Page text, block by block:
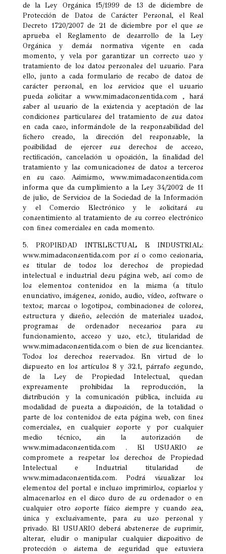
de la Ley Orgánica 15/1999 de 13 de diciembre de
Protección de Datos de Carácter Personal, el Real
Decreto 1720/2007 de 21 de diciembre por el que se
aprueba el Reglamento de desarrollo de la Ley
Orgánica y demás normativa vigente en cada
momento, y vela por garantizar un correcto uso y
tratamiento de los datos personales del usuario. Para
ello, junto a cada formulario de recabo de datos de
carácter personal, en los servicios que el usuario
pueda solicitar a www.mimadaconsentida.com , hará
saber al usuario de la existencia y aceptación de las
condiciones particulares del tratamiento de sus datos
en cada caso, informándole de la responsabilidad del
fichero creado, la dirección del responsable, la
posibilidad de ejercer sus derechos de acceso,
rectificación, cancelación u oposición, la finalidad del
tratamiento y las comunicaciones de datos a terceros
en su caso. Asimismo, www.mimadaconsentida.com
informa que da cumplimiento a la Ley 34/2002 de 11
de julio, de Servicios de la Sociedad de la Información
y el Comercio Electrónico y le solicitará su
consentimiento al tratamiento de su correo electrónico
con fines comerciales en cada momento.
5. PROPIEDAD INTELECTUAL E INDUSTRIAL:
www.mimadaconsentida.com por sí o como cesionaria,
es titular de todos los derechos de propiedad
intelectual e industrial desu página web, así como de
los elementos contenidos en la misma (a título
enunciativo, imágenes, sonido, audio, vídeo, software o
textos; marcas o logotipos, combinaciones de colores,
estructura y diseño, selección de materiales usados,
programas de ordenador necesarios para su
funcionamiento, acceso y uso, etc.), titularidad de
www.mimadaconsentida.com o bien de sus licenciantes.
Todos los derechos reservados. En virtud de lo
dispuesto en los artículos 8 y 32.1, párrafo segundo,
de la Ley de Propiedad Intelectual, quedan
expresamente prohibidas la reproducción, la
distribución y la comunicación pública, incluida su
modalidad de puesta a disposición, de la totalidad o
parte de los contenidos de esta página web, con fines
comerciales, en cualquier soporte y por cualquier
medio técnico, sin la autorización de
www.mimadaconsentida.com . El USUARIO se
compromete a respetar los derechos de Propiedad
Intelectual e Industrial titularidad de
www.mimadaconsentida.com. Podrá visualizar los
elementos del portal e incluso imprimirlos, copiarlos y
almacenarlos en el disco duro de su ordenador o en
cualquier otro soporte físico siempre y cuando sea,
única y exclusivamente, para su uso personal y
privado. El USUARIO deberá abstenerse de suprimir,
alterar, eludir o manipular cualquier dispositivo de
protección o sistema de seguridad que estuviera